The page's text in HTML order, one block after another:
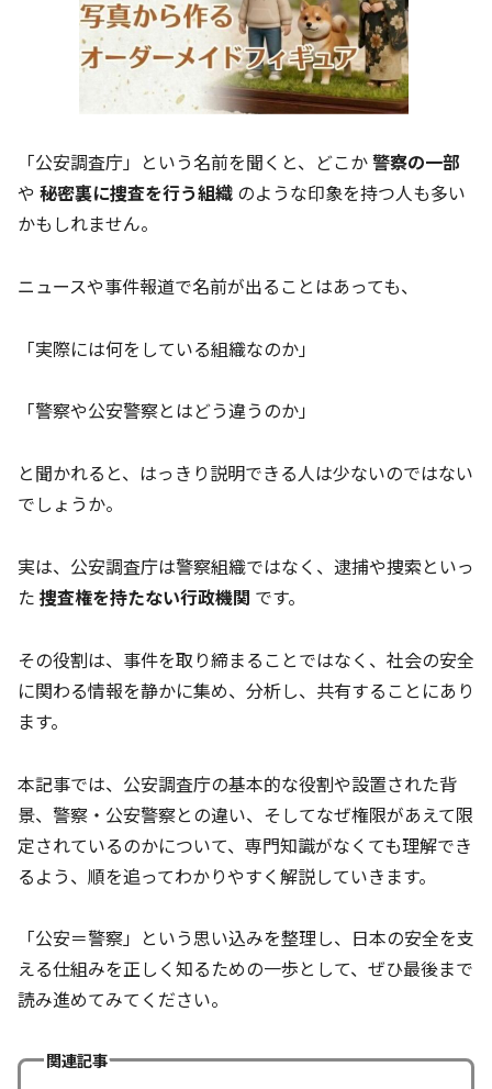
「公安調査庁」という名前を聞くと、どこか警察の一部
や 秘密裏に捜査を行う組織 のような印象を持つ人も多い
かもしれません。
ニュースや事件報道で名前が出ることはあっても、
「実際には何をしている組織なのか」
「警察や公安警察とはどう違うのか」
と聞かれると、はっきり説明できる人は少ないのではない
でしょうか。
実は、公安調査庁は警察組織ではなく、逮捕や捜索といっ
た 捜査権を持たない行政機関 です。
その役割は、事件を取り締まることではなく、社会の安全
に関わる情報を静かに集め、分析し、共有することにあり
ます。
本記事では、公安調査庁の基本的な役割や設置された背
景、警察・公安警察との違い、そしてなぜ権限があえて限
定されているのかについて、専門知識がなくても理解でき
るよう、順を追ってわかりやすく解説していきます。
「公安＝警察」という思い込みを整理し、日本の安全を支
える仕組みを正しく知るための一歩として、ぜひ最後まで
読み進めてみてください。
関連記事